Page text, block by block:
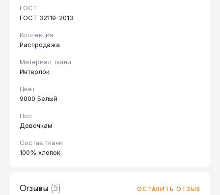
ГОСТ
ГОСТ 32119-2013
Коллекция
Распродажа
Материал ткани
Интерлок
Цвет
9000 Белый
Пол
Девочкам
Состав ткани
100% хлопок
Отзывы (5) ОСТАВИТЬ ОТЗЫВ